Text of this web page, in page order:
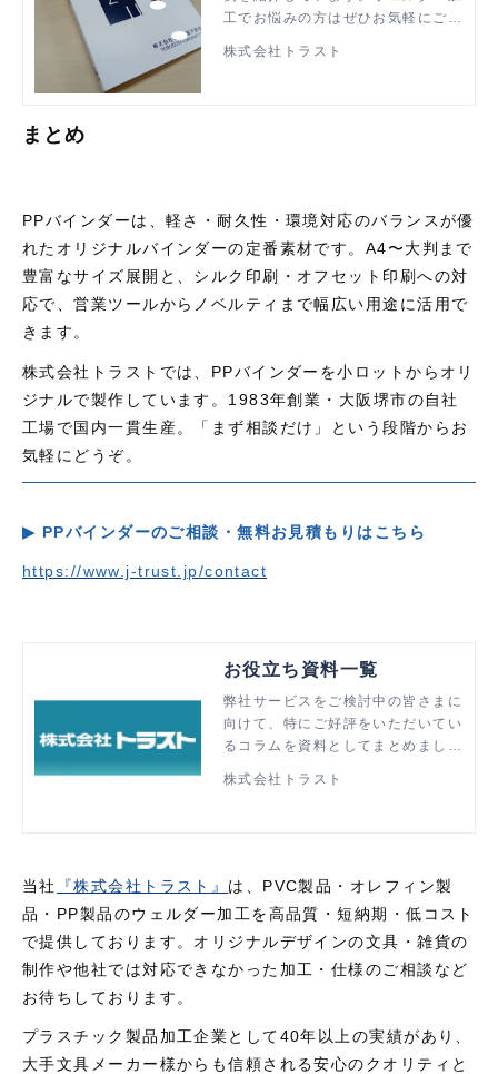
工でお悩みの方はぜひお気軽にご相
株式会社トラスト
まとめ
PPバインダーは、軽さ・耐久性・環境対応のバランスが優
れたオリジナルバインダーの定番素材です。 A4〜大判まで
豊富なサイズ展開と、シルク印刷・オフセット印刷への対
応で、営業ツールからノベルティまで幅広い用途に活用で
きます。
株式会社トラストでは、 PPバインダーを小ロットからオリ
ジナルで製作しています。 1983年創業・大阪堺市の自社
工場で国内一貫生産。「まず相談だけ」という段階からお
気軽にどうぞ。
▶ PPバインダーのご相談・無料お見積もりはこちら
https://www.j-trust.jp/contact
お役立ち資料一覧
弊社サービスをご検討中の皆さまに
向けて、特にご好評をいただいてい
るコラムを資料としてまとめまし
検討の参考としてお役立てくださ
株式会社トラスト
当社 『株式会社トラスト』 は、PVC製品・オレフィン製
品・PP製品のウェルダー加工を高品質・短納期・低コスト
で提供しております。オリジナルデザインの文具・雑貨の
制作や他社では対応できなかった加工・仕様のご相談など
お待ちしております。
プラスチック製品加工企業として40年以上の実績があり、
大手文具メーカー様からも信頼される安心のクオリティと